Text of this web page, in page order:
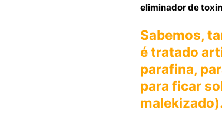
eliminador de
Sabemos,
é tratado
parafina,
para ficar